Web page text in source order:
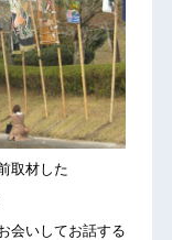
取材した
会いしてお話する